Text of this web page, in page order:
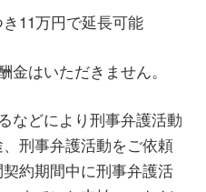
11万円で延長可能
はいただきません。
などにより刑事弁護活動
刑事弁護活動をご依頼
約期間中に刑事弁護活